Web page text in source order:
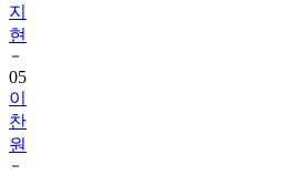
지
현
05
이
찬
원